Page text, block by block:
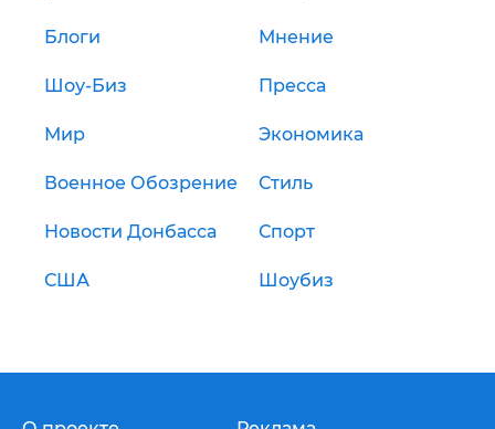
Блоги Мнение
Шоу-Биз Пресса
Мир Экономика
Военное Обозрение Стиль
Новости Донбасса Спорт
США Шоубиз